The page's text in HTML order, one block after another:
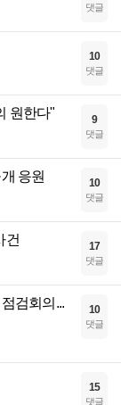
댓글
10
댓글
원한다" 9
댓글
응원 10
댓글
건 17
댓글
검회의...
10
댓글
15
댓글